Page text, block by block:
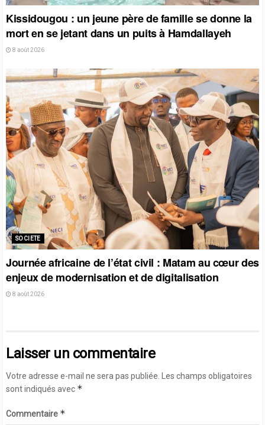
Kissidougou : un jeune père de famille se donne la
mort en se jetant dans un puits à Hamdallayeh
8 août 2026
SOCIETE
Journée africaine de l’état civil : Matam au cœur des
enjeux de modernisation et de digitalisation
8 août 2026
Laisser un commentaire
Votre adresse e-mail ne sera pas publiée.
Les champs obligatoires
sont indiqués avec *
Commentaire *